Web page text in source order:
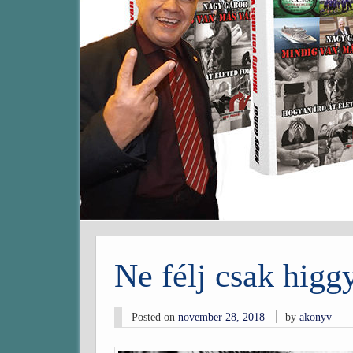
Ne félj csak
Posted on november 28, 2018 byakonyv